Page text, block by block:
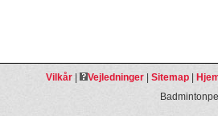
Vilkår| Vejledninger| Sitemap|